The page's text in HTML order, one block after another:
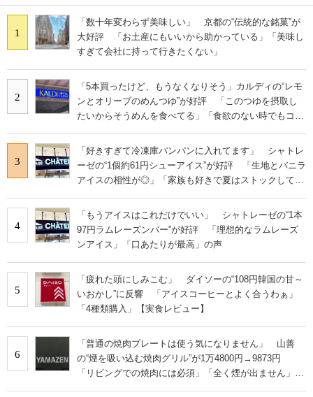
1
「数十年変わらず美味しい」 京都の“伝統的な銘菓”が
大好評 「お土産にもいいから助かっている」「美味し
すぎて会社に持って行きたくない」
2
「5本買ったけど、もうなくなりそう」カルディの“レモ
ンとオリーブのめんつゆ”が好評 「このつゆを摂取し
たいからそうめんを食べてる」「食欲のない時でもコレ
3
「好きすぎて冷凍庫パンパンに入れてます」 シャトレ
ーゼの“1個約61円シューアイス”が好評 「生地とバニラ
アイスの相性が◎」「家族も好きで夏はストックして
4
「もうアイスはこれだけでいい」 シャトレーゼの“1本
97円ラムレーズンバー”が好評 「理想的なラムレーズ
ンアイス」「口あたりが最高」の声
5
「疲れた頭にしみこむ」 ダイソーの“108円韓国の甘～
いおかし”に反響 「アイスコーヒーとよく合うわぁ」
「4種類購入」【実食レビュー】
6
「普通の焼肉プレートは使う気になりません」 山善
の“煙を吸い込む焼肉グリル”が1万4800円→9873円
「リビングでの焼肉には必須」「全く煙が出ません」と